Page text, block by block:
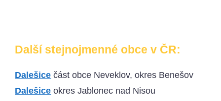
Další stejnojmenné obce v ČR:
Dalešice část obce Neveklov, okres Benešov
Dalešice okres Jablonec nad Nisou